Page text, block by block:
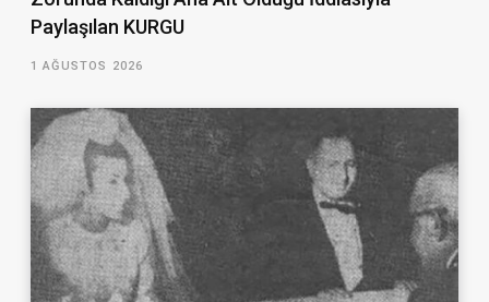
Paylaşılan KURGU
1 AĞUSTOS 2026